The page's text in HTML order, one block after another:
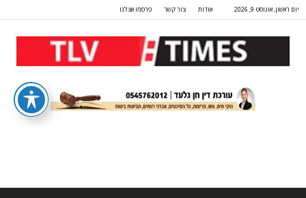
יום ראשון, אוגוסט 9, 2026 אודות צור קשר פרסמו אצלנו